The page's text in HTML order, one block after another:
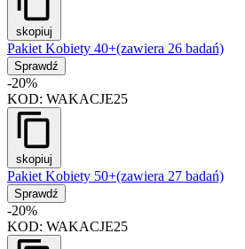
skopiuj
Pakiet Kobiety 40+(zawiera 26 badań)
Sprawdź
-20%
KOD: WAKACJE25
skopiuj
Pakiet Kobiety 50+(zawiera 27 badań)
Sprawdź
-20%
KOD: WAKACJE25